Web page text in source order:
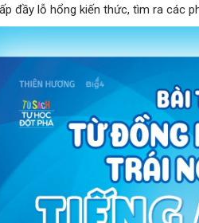
đầy lỗ hổng kiến thức, tìm ra các